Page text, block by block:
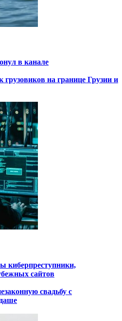
в канале
грузовиков на границе Грузии и
киберпреступники,
сайтов
свадьбу с